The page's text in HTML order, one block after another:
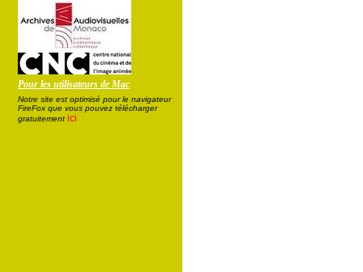
Pour les utilisateurs de Mac
Notre site est optimisé pour le navigateur
FireFox que vous pouvez télécharger
gratuitement ici